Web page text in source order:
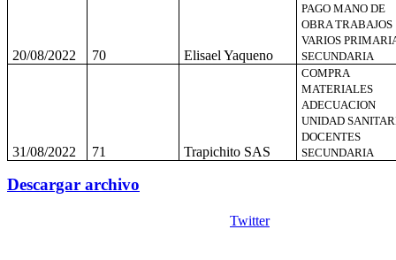
20/08/2022 70 Elisael Yaqueno
PAGO MANO DE
OBRA TRABAJOS
VARIOS
SECUNDARIA
31/08/2022 71 Trapichito SAS
COMPRA
MATERIALES
ADECUACION
UNIDAD
DOCENTES
SECUNDARIA
Descargar archivo
Twitter